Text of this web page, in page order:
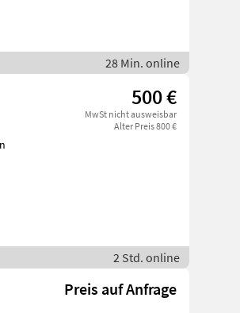
28 Min. online
500 €
MwSt nicht ausweisbar
Alter Preis 800 €
2 Std. online
Preis auf Anfrage